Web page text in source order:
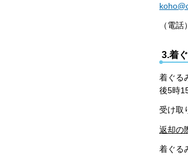
（電
3.着
着ぐる
後5時
受け取
返却の
着ぐる